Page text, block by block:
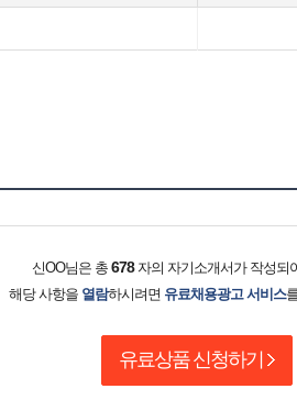
신OO님은 총 678자의 자기소개서가 작성되
해당 사항을 열람하시려면 유료채용광고 서비스
유료상품 신청하기